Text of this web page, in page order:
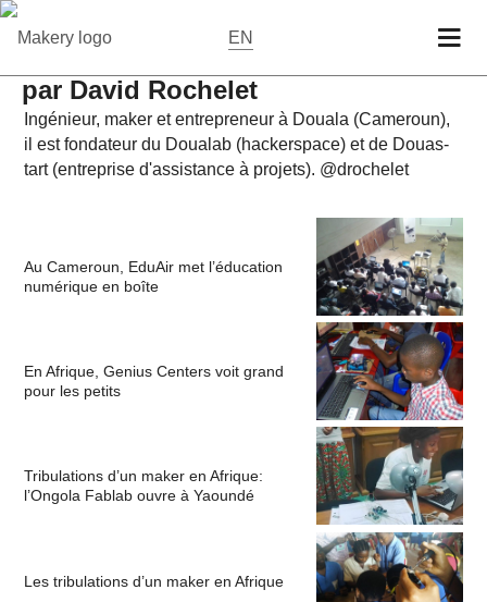
EN
par David Rochelet
In­gé­nieur, maker et en­tre­pre­neur à Douala (Ca­me­roun),
il est fon­da­teur du Doualab (ha­ckers­pace) et de Douas­
tart (en­tre­prise d'as­sis­tance à projets). @dro­che­let
Au Cameroun, EduAir met l’éducation
numérique en boîte
En Afrique, Genius Centers voit grand
pour les petits
Tribulations d’un maker en Afrique:
l’Ongola Fablab ouvre à Yaoundé
Les tribulations d’un maker en Afrique